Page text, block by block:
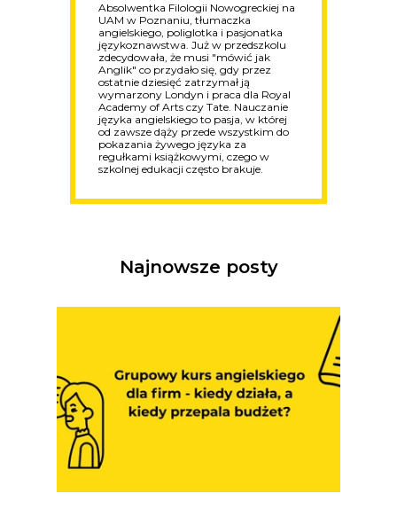
Absolwentka Filologii Nowogreckiej na
UAM w Poznaniu, tłumaczka
angielskiego, poliglotka i pasjonatka
językoznawstwa. Już w przedszkolu
zdecydowała, że musi "mówić jak
Anglik" co przydało się, gdy przez
ostatnie dziesięć zatrzymał ją
wymarzony Londyn i praca dla Royal
Academy of Arts czy Tate. Nauczanie
języka angielskiego to pasja, w której
od zawsze dąży przede wszystkim do
pokazania żywego języka za
regułkami książkowymi, czego w
szkolnej edukacji często brakuje.
Najnowsze posty